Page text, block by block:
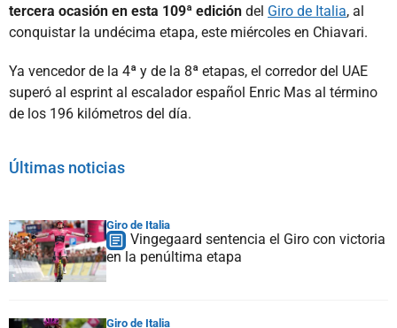
tercera ocasión en esta 109ª edición del Giro de Italia, al
conquistar la undécima etapa, este miércoles en Chiavari.
Ya vencedor de la 4ª y de la 8ª etapas, el corredor del UAE
superó al esprint al escalador español Enric Mas al término
de los 196 kilómetros del día.
Últimas noticias
Giro de Italia
Vingegaard sentencia el Giro con victoria
en la penúltima etapa
Giro de Italia